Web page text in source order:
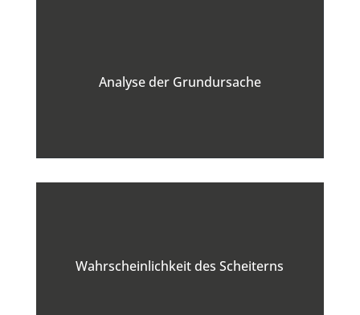
Analyse der Grundursache
Wahrscheinlichkeit des Scheiterns